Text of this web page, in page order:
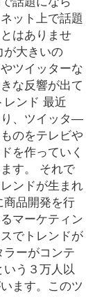
ット上で話題
はありませ
が大きいの
ツイッターな
な反響が出て
ンド 最近
、ツイッタ―
のをテレビや
を作っていく
す。 それで
ンドが生まれ
品開発を行
マーケティン
でトレンドが
ーがコンテ
う３万人以
ます。このツ